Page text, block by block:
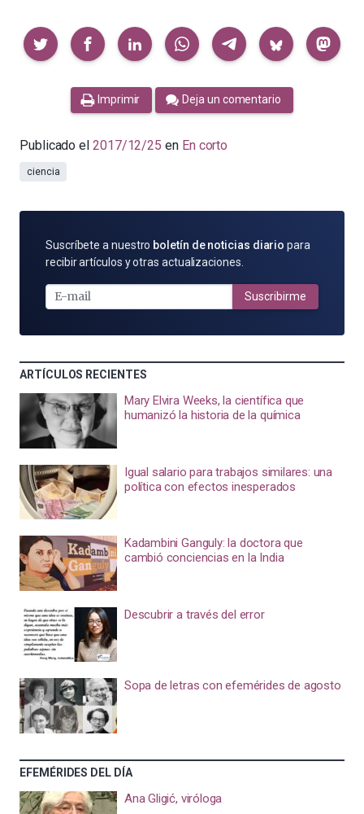
Compartir
Imprimir Deja un comentario
Publicado el 2017/12/25 en En corto
ciencia
SUSCRÍBETE
POR
MAIL
Suscríbete a nuestro boletín de noticias diario para
recibir artículos y otras actualizaciones.
Suscribirme
ARTÍCULOS RECIENTES
Mary Elvira Weeks, la científica que
humanizó la historia de la química
Igual salario para trabajos similares: una
política con efectos inesperados
Kadambini Ganguly: la doctora que
cambió conciencias en la India
Descubrir a través del error
Sopa de letras con efemérides de agosto
EFEMÉRIDES DEL DÍA
Ana Gligić, viróloga